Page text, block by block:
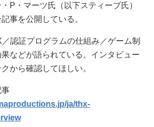
P・マーツ氏（以下スティーブ氏）
事を公開している。
認証プログラムの仕組み／ゲーム制
などが語られている。インタビュー
から確認してほしい。
ja/thx-